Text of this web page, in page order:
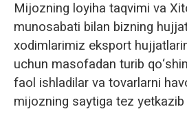
Mijozning loyiha taqvimi va
munosabati bilan bizning
xodimlarimiz eksport
uchun masofadan turib
faol ishladilar va tovarlarni
mijozning saytiga tez yetkazib